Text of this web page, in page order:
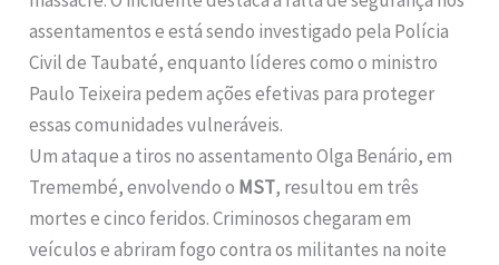
assentamentos e está sendo investigado pela Polícia
Civil de Taubaté, enquanto líderes como o ministro
Paulo Teixeira pedem ações efetivas para proteger
essas comunidades vulneráveis.
Um ataque a tiros no assentamento Olga Benário, em
Tremembé, envolvendo o MST, resultou em três
mortes e cinco feridos. Criminosos chegaram em
veículos e abriram fogo contra os militantes na noite